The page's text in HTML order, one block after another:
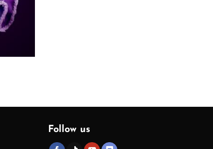
Follow us